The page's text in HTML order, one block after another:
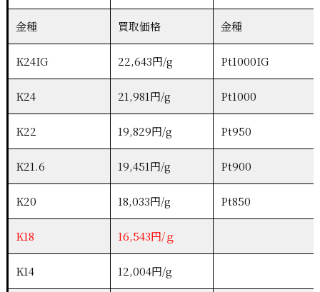
金種 買取価格 金種
K24IG 22,643円/g Pt1000IG
K24 21,981円/g Pt1000
K22 19,829円/g Pt950
K21.6 19,451円/g Pt900
K20 18,033円/g Pt850
K18 16,543円/ｇ
K14 12,004円/g